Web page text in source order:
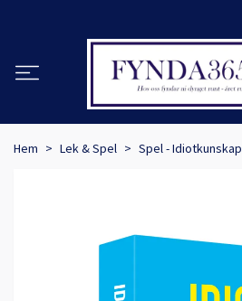
Hem Lek & Spel Spel - Idiotkunskap